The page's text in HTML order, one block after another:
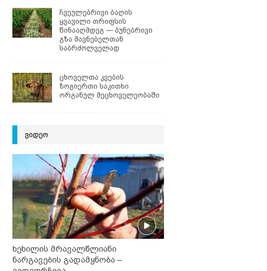
ჩვეულებრივი ბაღის
ყვავილი თრიფსის
წინააღმდეგ — ბუნებრივი
გზა მავნებელთან
საბრძოლველად
ცხოველთა კვების
ზოგიერთი საკითხი
ორგანულ მეცხოველეობაში
ᲕᲘᲓᲔᲝ
ხეხილის მრავალწლიანი
ნარგავების გადამყნობა –